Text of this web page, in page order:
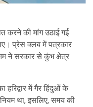
करने की मांग उठाई गई
प्रेस क्लब में पत्रकार
ने सरकार से कुंभ क्षेत्र
हरिद्वार में गैर हिंदुओं के
था, इसलिए, समय की